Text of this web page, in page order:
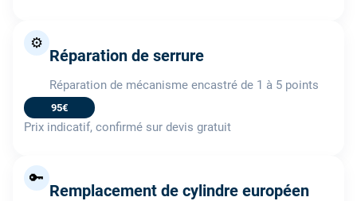
⚙️
Réparation de serrure
Réparation de mécanisme encastré de 1 à 5 points
95€
Prix indicatif, confirmé sur devis gratuit
🔑
Remplacement de cylindre européen